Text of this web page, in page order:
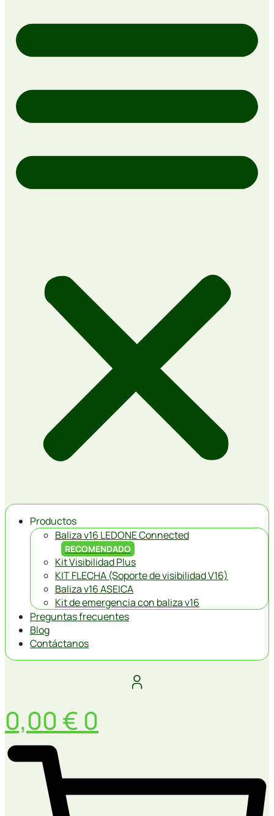
Productos
Baliza v16 LEDONE Connected
RECOMENDADO
Kit Visibilidad Plus
KIT FLECHA (Soporte de visibilidad V16)
Baliza v16 ASEICA
Kit de emergencia con baliza v16
Preguntas frecuentes
Blog
Contáctanos
0,00 € 0